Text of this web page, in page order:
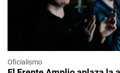
Oficialismo